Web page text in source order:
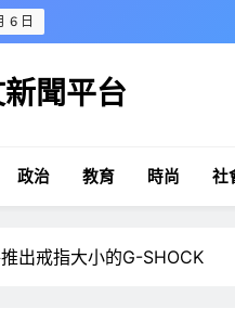
6 日
聞平台
政治 教育 時尚 社
出戒指大小的G-SHOCK